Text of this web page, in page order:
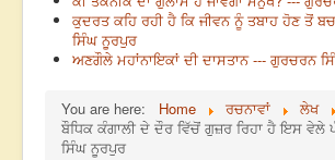
ਕੁਦਰਤ ਕਹਿ ਰਹੀ ਹੈ ਕਿ ਜੀਵਨ ਨੂੰ ਤਬਾਹ ਹੋਣ ਤੋਂ
ਸਿੰਘ ਨੂਰਪੁਰ
ਅਣਗੌਲੇ ਮਹਾਂਨਾਇਕਾਂ ਦੀ ਦਾਸਤਾਨ --- ਗੁਰਚਰਨ
You are here: Home ਰਚਨਾਵਾਂ
ਲੇਖ
ਬੌਧਿਕ ਕੰਗਾਲੀ ਦੇ ਦੌਰ ਵਿੱਚੋਂ ਗੁਜ਼ਰ ਰਿਹਾ ਹੈ ਇਸ ਵੇਲੇ
ਸਿੰਘ ਨੂਰਪੁਰ